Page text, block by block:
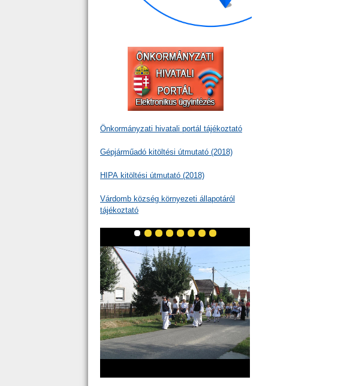
Önkormányzati hivatali portál tájékoztató
Gépjárműadó kitöltési útmutató (2018)
HIPA kitöltési útmutató (2018)
Várdomb község környezeti állapotáról
tájékoztató